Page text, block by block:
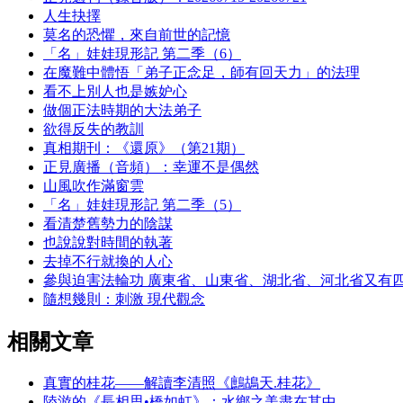
人生抉擇
莫名的恐懼，來自前世的記憶
「名」娃娃現形記 第二季（6）
在魔難中體悟「弟子正念足，師有回天力」的法理
看不上別人也是嫉妒心
做個正法時期的大法弟子
欲得反失的教訓
真相期刊：《還原》（第21期）
正見廣播（音頻）：幸運不是偶然
山風吹作滿窗雲
「名」娃娃現形記 第二季（5）
看清楚舊勢力的陰謀
也說說對時間的執著
去掉不行就換的人心
參與迫害法輪功 廣東省、山東省、湖北省、河北省又有
隨想幾則：刺激 現代觀念
相關文章
真實的桂花——解讀李清照《鷓鴣天.桂花》